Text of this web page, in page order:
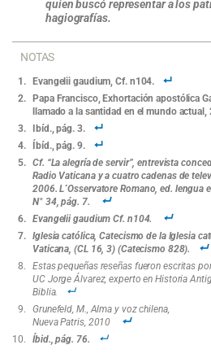
quien buscó representar a los
hagiografías.
NOTAS
Evangelii gaudium, Cf. n104.
Papa Francisco, Exhortación apostólica
llamado a la santidad en el mundo
Ibíd., pág. 3.
Íbíd., pág. 9.
Cf. “La alegría de servir”, entrevista
Radio Vaticana y a cuatro cadenas de
2006. L´Osservatore Romano, ed. lengua
N° 34, pág. 7.
Evangelii gaudium Cf. n104.
Iglesia católica, Catecismo de la Iglesia
Vaticana, (CL 16, 3) (Catecismo 828).
Estas pequeñas reseñas fueron escritas
UC Jorge Álvarez, experto en Historia
Biblia.
Grunefeld, M., Alma y voz chilena,
Nueva Patris, 2010
Íbid., pág. 76.